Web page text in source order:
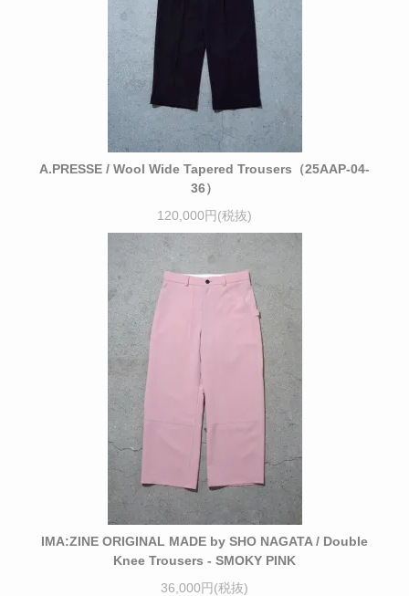
A.PRESSE / Wool Wide Tapered Trousers（25AAP-04-
36）
120,000円(税抜)
IMA:ZINE ORIGINAL MADE by SHO NAGATA / Double
Knee Trousers - SMOKY PINK
36,000円(税抜)